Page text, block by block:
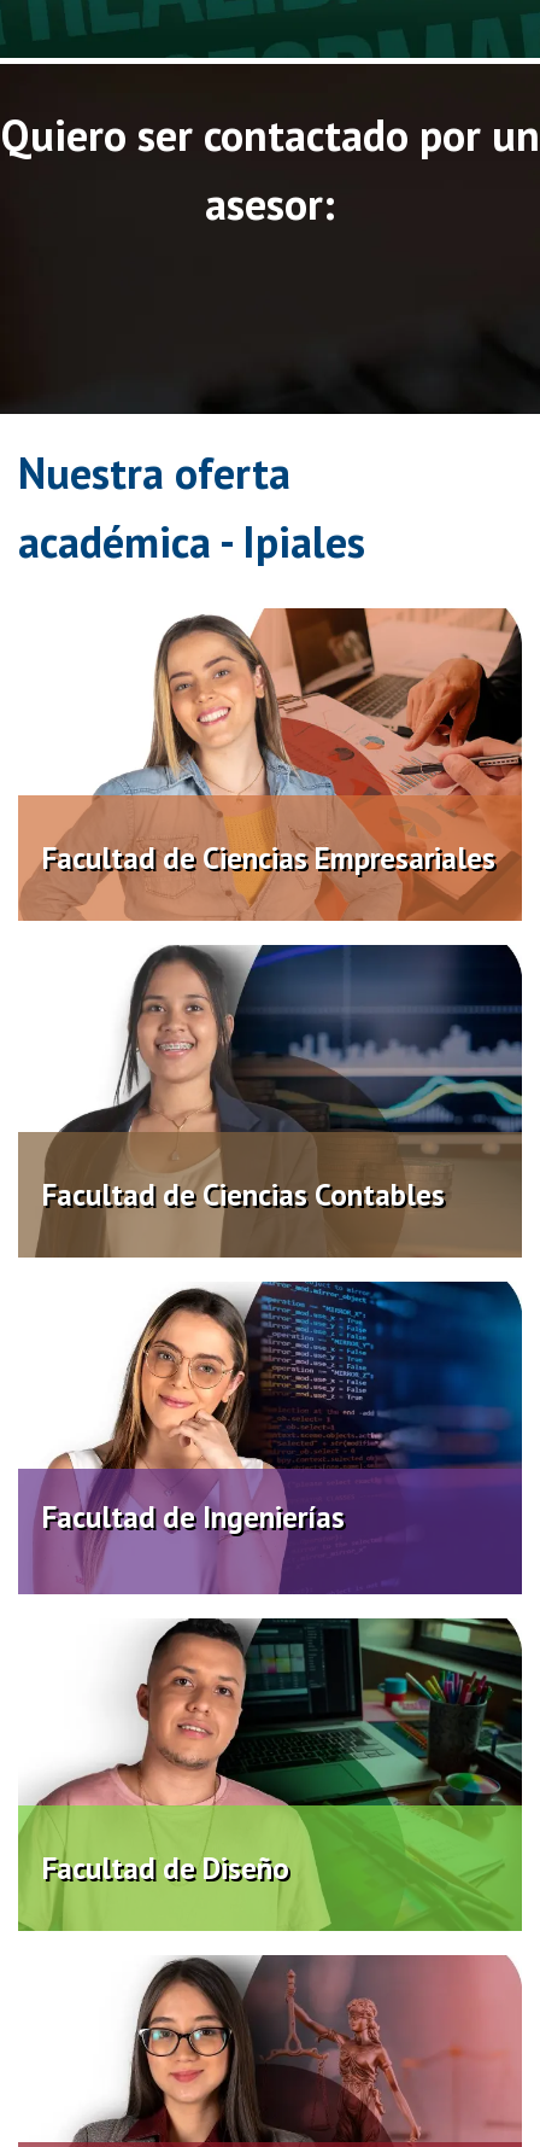
Quiero ser contactado por un
asesor:
Nuestra oferta
académica - Ipiales
Facultad de Ciencias Empresariales
Facultad de Ciencias
Empresariales
Virtual
Facultad de Ciencias Contables
Facultad de Ciencias Contables
Virtual
Facultad de Ingenierías
Facultad de Ingenierías
Distancia
Virtual
Facultad de Diseño
Facultad de Diseño
Virtual
Facultad de Ciencias Jurídicas y
Políticas